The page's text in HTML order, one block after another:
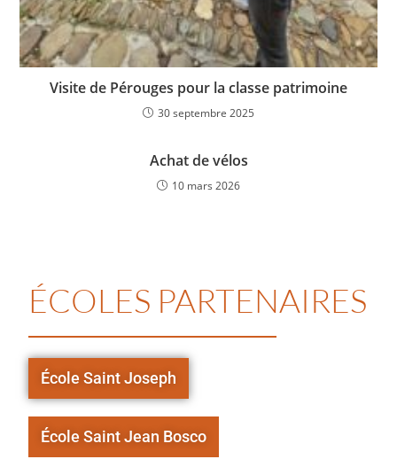
Visite de Pérouges pour la classe patrimoine
30 septembre 2025
Achat de vélos
10 mars 2026
ÉCOLES PARTENAIRES
École Saint Joseph
École Saint Jean Bosco